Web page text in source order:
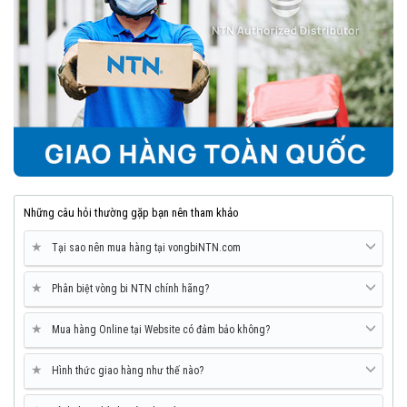
Những câu hỏi thường gặp bạn nên tham khảo
★ Tại sao nên mua hàng tại vongbiNTN.com
★ Phân biệt vòng bi NTN chính hãng?
★ Mua hàng Online tại Website có đảm bảo không?
★ Hình thức giao hàng như thế nào?